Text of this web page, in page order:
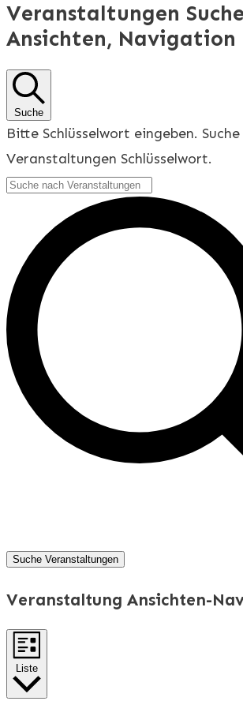
Veranstaltungen
Ansichten, Navigation
Suche
Bitte Schlüsselwort eingeben.
Veranstaltungen Schlüsselwort.
Suche Veranstaltungen
Veranstaltung Ansichten-
Liste